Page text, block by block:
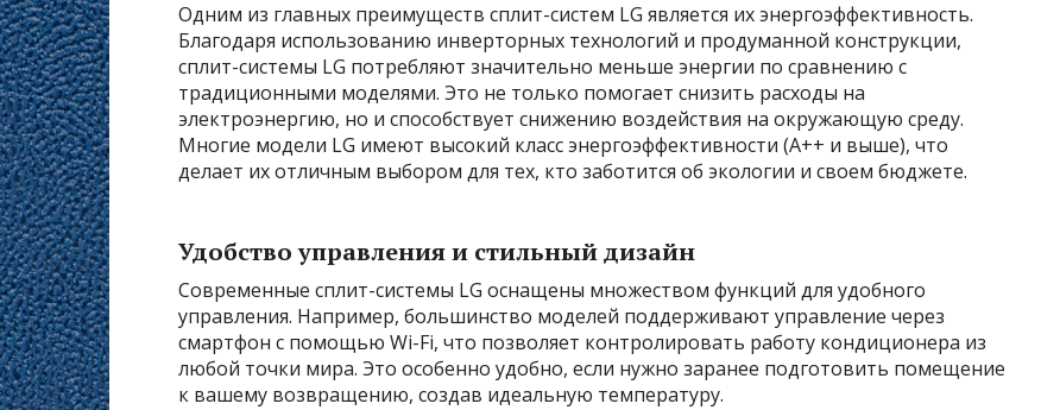
Одним из главных преимуществ сплит-систем LG является их энергоэффективность.
Благодаря использованию инверторных технологий и продуманной конструкции,
сплит-системы LG потребляют значительно меньше энергии по сравнению с
традиционными моделями. Это не только помогает снизить расходы на
электроэнергию, но и способствует снижению воздействия на окружающую среду.
Многие модели LG имеют высокий класс энергоэффективности (A++ и выше), что
делает их отличным выбором для тех, кто заботится об экологии и своем бюджете.
Удобство управления и стильный дизайн
Современные сплит-системы LG оснащены множеством функций для удобного
управления. Например, большинство моделей поддерживают управление через
смартфон с помощью Wi-Fi, что позволяет контролировать работу кондиционера из
любой точки мира. Это особенно удобно, если нужно заранее подготовить помещение
к вашему возвращению, создав идеальную температуру.